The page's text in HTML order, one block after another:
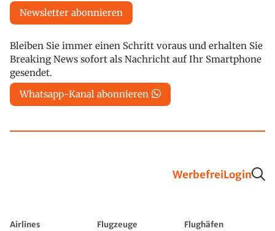
Newsletter abonnieren
Bleiben Sie immer einen Schritt voraus und erhalten Sie
Breaking News sofort als Nachricht auf Ihr Smartphone
gesendet.
Whatsapp-Kanal abonnieren
WerbefreiLogin
Airlines Flugzeuge
Flughäfen